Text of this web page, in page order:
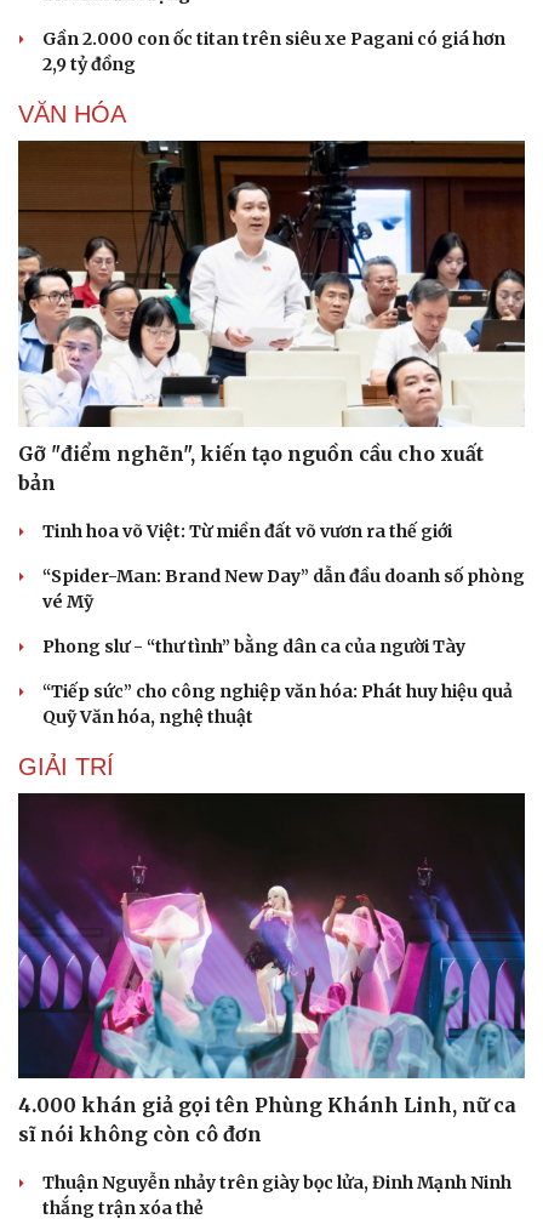
Dinh dưỡng - món ngon
Cây thuốc
Sản phụ khoa
Nhi khoa
Nam khoa
Làm đẹp - giảm cân
Phòng mạch online
Ăn sạch sống khỏe
Đời sống
Nhà đẹp
Blog
Tình yêu - Gia đình
Gần 2.000 con ốc titan trên siêu xe Pagani có giá hơn
2,9 tỷ đồng
VĂN HÓA
Gỡ "điểm nghẽn", kiến tạo nguồn cầu cho xuất
bản
Tinh hoa võ Việt: Từ miền đất võ vươn ra thế giới
“Spider-Man: Brand New Day” dẫn đầu doanh số phòng
vé Mỹ
Phong slư - “thư tình” bằng dân ca của người Tày
“Tiếp sức” cho công nghiệp văn hóa: Phát huy hiệu quả
Quỹ Văn hóa, nghệ thuật
GIẢI TRÍ
4.000 khán giả gọi tên Phùng Khánh Linh, nữ ca
sĩ nói không còn cô đơn
Thuận Nguyễn nhảy trên giày bọc lửa, Đinh Mạnh Ninh
thắng trận xóa thẻ